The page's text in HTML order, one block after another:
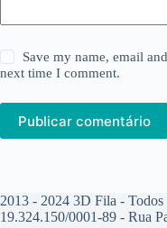
Save my name, email
next time I comment.
Publicar comentário
2013 - 2024 3D Fila - Todos
19.324.150/0001-89 - Rua